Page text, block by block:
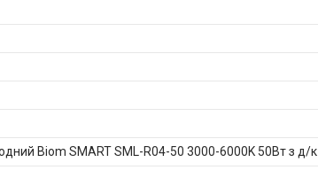
Biom SMART SML-R04-50 3000-6000K 50Вт з д/к